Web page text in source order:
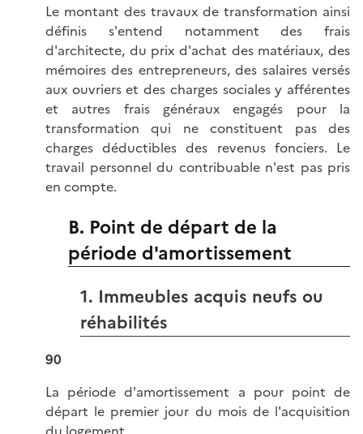
Le montant des travaux de transformation ainsi
définis s'entend notamment des frais
d'architecte, du prix d'achat des matériaux, des
mémoires des entrepreneurs, des salaires versés
aux ouvriers et des charges sociales y afférentes
et autres frais généraux engagés pour la
transformation qui ne constituent pas des
charges déductibles des revenus fonciers. Le
travail personnel du contribuable n'est pas pris
en compte.
B. Point de départ de la
période d'amortissement
1. Immeubles acquis neufs ou
réhabilités
90
La période d'amortissement a pour point de
départ le premier jour du mois de l'acquisition